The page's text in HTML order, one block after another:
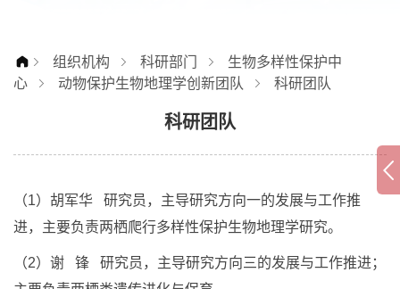
组织机构 科研部门
生物多样性保护中
心
动物保护生物地理学创新团队 科研团队
科研团队
（1）胡军华 研究员，主导研究方向一的发展与工作推
进，主要负责两栖爬行多样性保护生物地理学研究。
（2）谢 锋 研究员，主导研究方向三的发展与工作推进；